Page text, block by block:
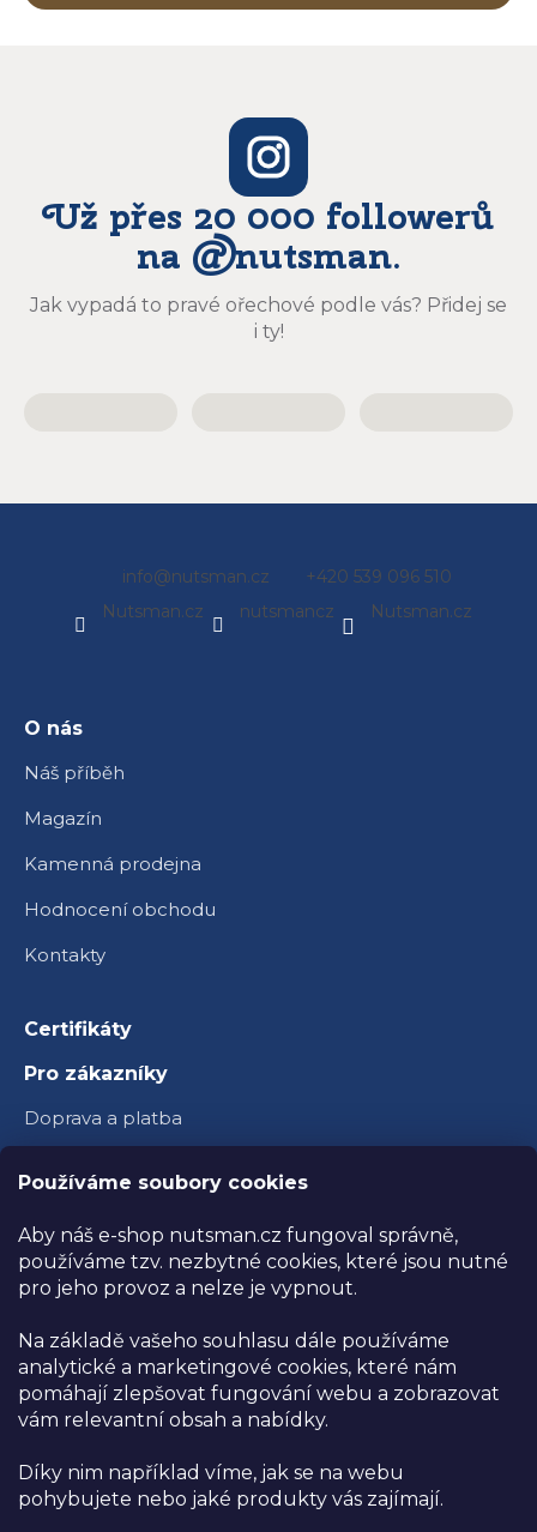
Používáme soubory cookies
Aby náš e-shop nutsman.cz fungoval správně,
používáme tzv. nezbytné cookies, které jsou nutné
pro jeho provoz a nelze je vypnout.
Na základě vašeho souhlasu dále používáme
analytické a marketingové cookies, které nám
pomáhají zlepšovat fungování webu a zobrazovat
vám relevantní obsah a nabídky.
Díky nim například víme, jak se na webu
pohybujete nebo jaké produkty vás zajímají.
Už přes 20 000 followerů
na @nutsman.
Jak vypadá to pravé ořechové podle vás? Přidej se
i ty!
info@nutsman.cz
+420 539 096 510
Nutsman.cz
nutsmancz Nutsman.cz
O nás
Náš příběh
Magazín
Kamenná prodejna
Hodnocení obchodu
Kontakty
Certifikáty
Pro zákazníky
Doprava a platba
Ambasador Nutsman
Obchodní podmínky
Reklamace a vrácení zboží
Ochrana osobních údajů
Prodejna NUTSMAN
Těmice 329, Těmice 696 84